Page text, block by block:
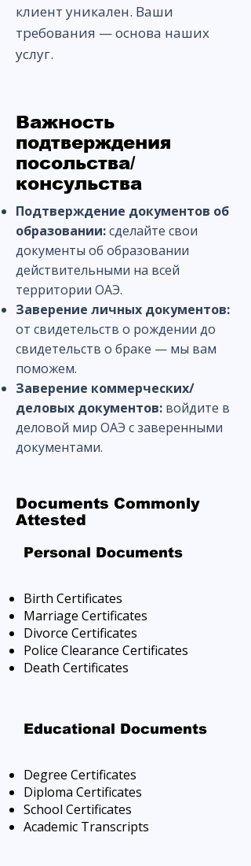
клиент уникален. Ваши
требования — основа наших
услуг.
Важность
подтверждения
посольства/
консульства
Подтверждение документов об
образовании:сделайте свои
документы об образовании
действительными на всей
территории ОАЭ.
Заверение личных документов:
от свидетельств о рождении до
свидетельств о браке — мы вам
поможем.
Заверение коммерческих/
деловых документов: войдите в
деловой мир ОАЭ с заверенными
документами.
Documents Commonly
Attested
Personal Documents
Birth Certificates
Marriage Certificates
Divorce Certificates
Police Clearance Certificates
Death Certificates
Educational Documents
Degree Certificates
Diploma Certificates
School Certificates
Academic Transcripts